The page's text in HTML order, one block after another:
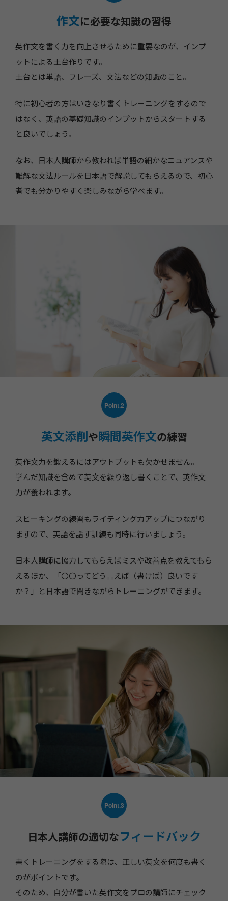
作文に必要な知識の習得
英作文を書く力を向上させるために重要なのが、インプ
ットによる土台作りです。
土台とは単語、フレーズ、文法などの知識のこと。
特に初心者の方はいきなり書くトレーニングをするので
はなく、英語の基礎知識のインプットからスタートする
と良いでしょう。
なお、日本人講師から教われば単語の細かなニュアンスや
難解な文法ルールを日本語で解説してもらえるので、初心
者でも分かりやすく楽しみながら学べます。
Point.2
英文添削や瞬間英作文の練習
英作文力を鍛えるにはアウトプットも欠かせません。
学んだ知識を含めて英文を繰り返し書くことで、英作文
力が養われます。
スピーキングの練習もライティング力アップにつながり
ますので、英語を話す訓練も同時に行いましょう。
日本人講師に協力してもらえばミスや改善点を教えてもら
えるほか、「〇〇ってどう言えば（書けば）良いです
か？」と日本語で聞きながらトレーニングができます。
Point.3
日本人講師の適切なフィードバック
書くトレーニングをする際は、正しい英文を何度も書く
のがポイントです。
そのため、自分が書いた英作文をプロの講師にチェック